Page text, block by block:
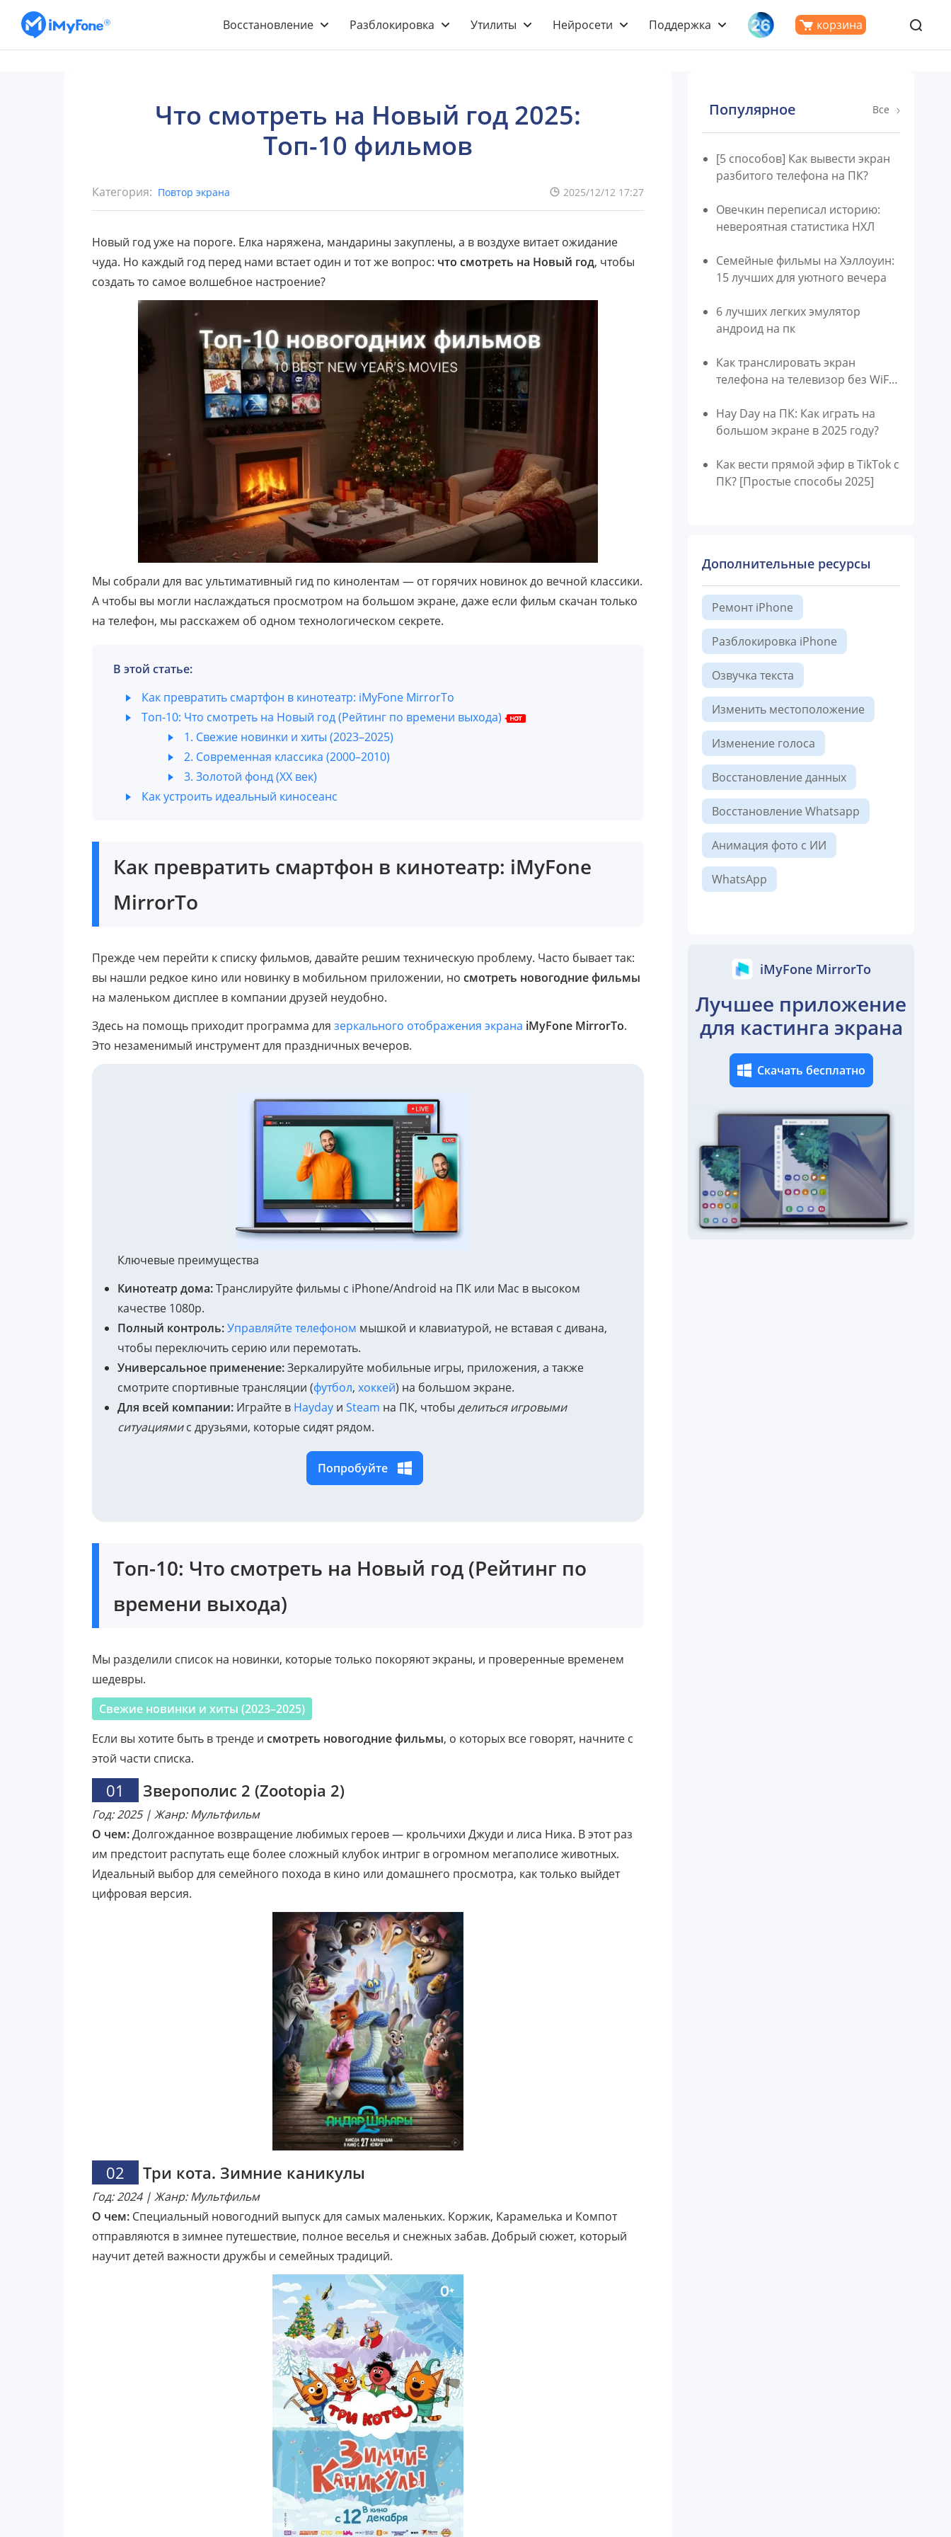
Восстановление Разблокировка Утилиты Нейросети Поддержка корзина
Что смотреть на Новый год 2025:
Топ-10 фильмов
Категория: Повтор экрана 2025/12/12 17:27
Новый год уже на пороге. Елка наряжена, мандарины закуплены, а в воздухе витает ожидание
чуда. Но каждый год перед нами встает один и тот же вопрос: что смотреть на Новый год, чтобы
создать то самое волшебное настроение?
Мы собрали для вас ультимативный гид по кинолентам — от горячих новинок до вечной классики.
А чтобы вы могли наслаждаться просмотром на большом экране, даже если фильм скачан только
на телефон, мы расскажем об одном технологическом секрете.
В этой статье:
Как превратить смартфон в кинотеатр: iMyFone MirrorTo
Топ-10: Что смотреть на Новый год (Рейтинг по времени выхода)
1. Свежие новинки и хиты (2023–2025)
2. Современная классика (2000–2010)
3. Золотой фонд (ХХ век)
Как устроить идеальный киносеанс
Как превратить смартфон в кинотеатр: iMyFone
MirrorTo
Прежде чем перейти к списку фильмов, давайте решим техническую проблему. Часто бывает так:
вы нашли редкое кино или новинку в мобильном приложении, но смотреть новогодние фильмы
на маленьком дисплее в компании друзей неудобно.
Здесь на помощь приходит программа для зеркального отображения экрана iMyFone MirrorTo.
Это незаменимый инструмент для праздничных вечеров.
Ключевые преимущества
Кинотеатр дома:Транслируйте фильмы с iPhone/Android на ПК или Mac в высоком
качестве 1080p.
Полный контроль:Управляйте телефоном мышкой и клавиатурой, не вставая с дивана,
чтобы переключить серию или перемотать.
Универсальное применение:Зеркалируйте мобильные игры, приложения, а также
смотрите спортивные трансляции (футбол, хоккей) на большом экране.
Для всей компании: Играйте в Hayday и Steam на ПК, чтобы делиться игровыми
ситуациямис друзьями, которые сидят рядом.
Попробуйте
Топ-10: Что смотреть на Новый год (Рейтинг по
времени выхода)
Мы разделили список на новинки, которые только покоряют экраны, и проверенные временем
шедевры.
Свежие новинки и хиты (2023–2025)
Если вы хотите быть в тренде и смотреть новогодние фильмы, о которых все говорят, начните с
этой части списка.
01 Зверополис 2 (Zootopia 2)
Год: 2025 | Жанр: Мультфильм
О чем:Долгожданное возвращение любимых героев — крольчихи Джуди и лиса Ника. В этот раз
им предстоит распутать еще более сложный клубок интриг в огромном мегаполисе животных.
Идеальный выбор для семейного похода в кино или домашнего просмотра, как только выйдет
цифровая версия.
02 Три кота. Зимние каникулы
Год: 2024 | Жанр: Мультфильм
О чем: Специальный новогодний выпуск для самых маленьких. Коржик, Карамелька и Компот
отправляются в зимнее путешествие, полное веселья и снежных забав. Добрый сюжет, который
научит детей важности дружбы и семейных традиций.
Популярное Все
[5 способов] Как вывести экран
разбитого телефона на ПК?
Овечкин переписал историю:
невероятная статистика НХЛ
Семейные фильмы на Хэллоуин:
15 лучших для уютного вечера
6 лучших легких эмулятор
андроид на пк
Как транслировать экран
телефона на телевизор без WiFi
Hay Day на ПК: Как играть на
большом экране в 2025 году?
Как вести прямой эфир в TikTok с
ПК? [Простые способы 2025]
Дополнительные ресурсы
Ремонт iPhone
Разблокировка iPhone
Озвучка текста
Изменить местоположение
Изменение голоса
Восстановление данных
Восстановление Whatsapp
Анимация фото ​с ИИ
WhatsApp
iMyFone MirrorTo
Лучшее приложение
для кастинга экрана
Скачать бесплатно